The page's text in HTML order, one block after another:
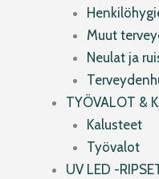
Muut
Neulat ja
TYÖVALOT &
Kalusteet
Työvalot
UV LED -